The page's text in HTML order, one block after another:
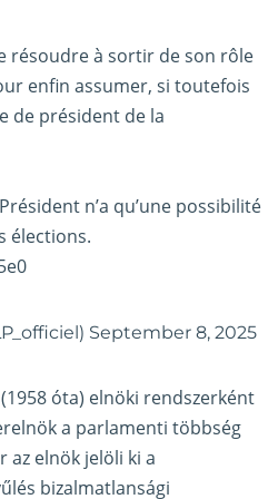
résoudre à sortir de son rôle
enfin assumer, si toutefois
de président de la
n’a qu’une possibilité
élections.
September 8, 2025
óta) elnöki rendszerként
a parlamenti többség
az elnök jelöli ki a
bizalmatlansági